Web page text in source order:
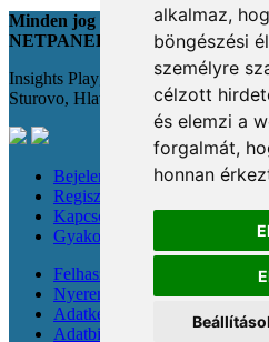
alkalmaz,
böngészési
személyre
célzott
és elemzi a
forgalmát,
honnan
Minden jog fenntartva
NETPANEL
Insights Playground s.r.o.;
Sturovo, Hlavná 22., 943 01
Bejelentkezés
Regisztráció
Kapcsolat
Gyakori kérdések
Felhasználási feltételek
Nyereménysorsolási
Adatkezelési tájékoztató
Adatbiztonság